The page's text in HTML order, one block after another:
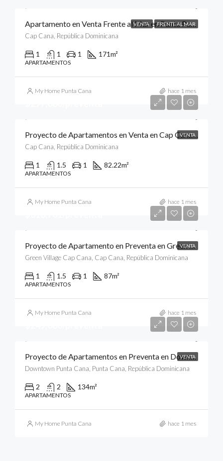
VENTA FRENTE AL MAR
Apartamento en Venta Frente al Mar en Punta Palmera, Cap Cana, Punta Cana
Cap Cana, República Dominicana
1 1 1 171m²
APARTAMENTOS
My Home Punta Cana hace 1 mes
VENTAProyecto de Apartamentos en Venta en Cap Cana, Punta Cana
Cap Cana, República Dominicana
1 1.5 1 82.22m²
APARTAMENTOS
My Home Punta Cana hace 1 mes
VENTA
Proyecto de Apartamento en Preventa en Green Village Condos, Cap Cana, Punta Cana
Green Village Cap Cana, Cap Cana, República Dominicana
1 1.5 1 87m²
APARTAMENTOS
My Home Punta Cana hace 1 mes
VENTA
Proyecto de Apartamentos en Preventa en Downtown, Punta Cana
Downtown Punta Cana, Punta Cana, República Dominicana
2 2 134m²
APARTAMENTOS
My Home Punta Cana hace 1 mes